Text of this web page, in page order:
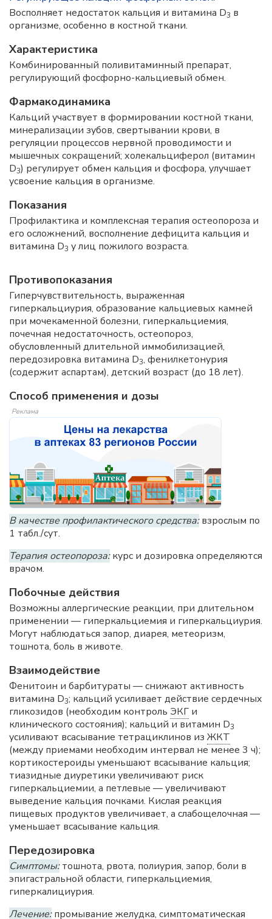
Восполняет недостаток кальция и витамина D3 в
организме, особенно в костной ткани.
Характеристика
Комбинированный поливитаминный препарат,
регулирующий фосфорно-кальциевый обмен.
Фармакодинамика
Кальций участвует в формировании костной ткани,
минерализации зубов, свертывании крови, в
регуляции процессов нервной проводимости и
мышечных сокращений; холекальциферол (витамин
D3) регулирует обмен кальция и фосфора, улучшает
усвоение кальция в организме.
Показания
Профилактика и комплексная терапия остеопороза и
его осложнений, восполнение дефицита кальция и
витамина D3 у лиц пожилого возраста.
Противопоказания
Гиперчувствительность, выраженная
гиперкальциурия, образование кальциевых камней
при мочекаменной болезни, гиперкальциемия,
почечная недостаточность, остеопороз,
обусловленный длительной иммобилизацией,
передозировка витамина D3, фенилкетонурия
(содержит аспартам), детский возраст (до 18 лет).
Способ применения и дозы
Реклама
В качестве профилактического средства:взрослым по
1 табл./сут.
Терапия остеопороза:курс и дозировка определяются
врачом.
Побочные действия
Возможны аллергические реакции, при длительном
применении — гиперкальциемия и гиперкальциурия.
Могут наблюдаться запор, диарея, метеоризм,
тошнота, боль в животе.
Взаимодействие
Фенитоин и барбитураты — снижают активность
витамина D3; кальций усиливает действие сердечных
гликозидов (необходим контроль ЭКГ и
клинического состояния); кальций и витамин D3
усиливают всасывание тетрациклинов из ЖКТ
(между приемами необходим интервал не менее 3 ч);
кортикостероиды уменьшают всасывание кальция;
тиазидные диуретики увеличивают риск
гиперкальциемии, а петлевые — увеличивают
выведение кальция почками. Кислая реакция
пищевых продуктов увеличивает, а слабощелочная —
уменьшает всасывание кальция.
Передозировка
Симптомы:тошнота, рвота, полиурия, запор, боли в
эпигастральной области, гиперкальциемия,
гиперкалициурия.
Лечение:промывание желудка, симптоматическая